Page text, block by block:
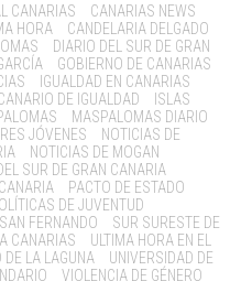
CANARIAS
CANARIAS NEWS
HORA
CANDELARIA DELGADO
DIARIO DEL SUR DE GRAN
GOBIERNO DE CANARIAS
IGUALDAD EN CANARIAS
DE IGUALDAD
ISLAS
MASPALOMAS DIARIO
JÓVENES
NOTICIAS DE
NOTICIAS DE MOGAN
SUR DE GRAN CANARIA
PACTO DE ESTADO
DE JUVENTUD
SAN FERNANDO
SUR SURESTE DE
CANARIAS
ULTIMA HORA EN EL
DE LA LAGUNA
UNIVERSIDAD DE
VIOLENCIA DE GÉNERO